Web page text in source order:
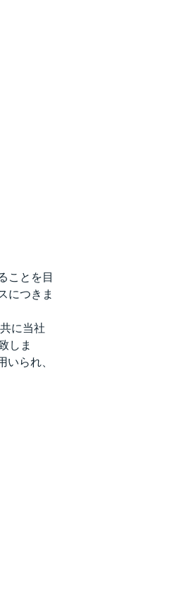
ことを目
につきま
に当社
しま
られ、